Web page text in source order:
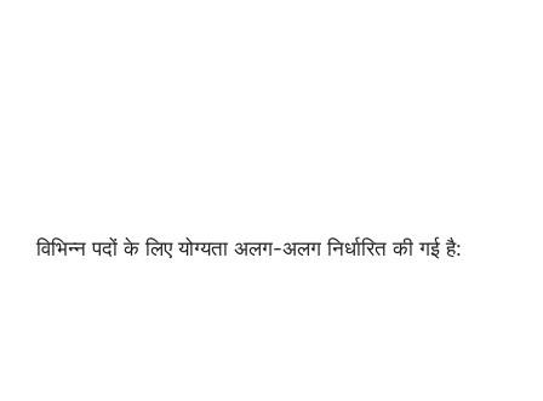
विभिन्न पदों के लिए योग्यता अलग-अलग निर्धारित की गई है: